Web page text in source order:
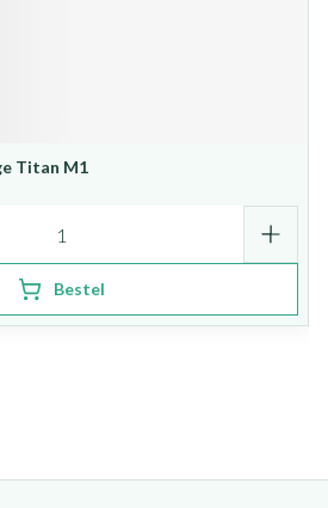
Titan M1
Bestel